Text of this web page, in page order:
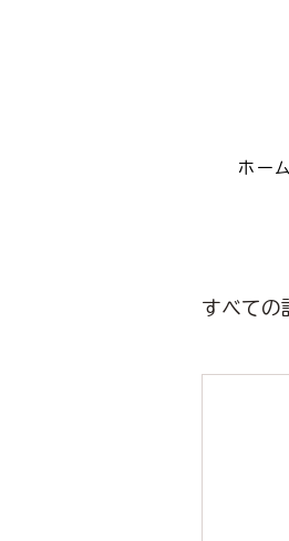
ホーム
すべての